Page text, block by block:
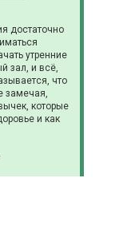
достаточно
утренние
зал, и всё,
что
замечая,
которые
и как